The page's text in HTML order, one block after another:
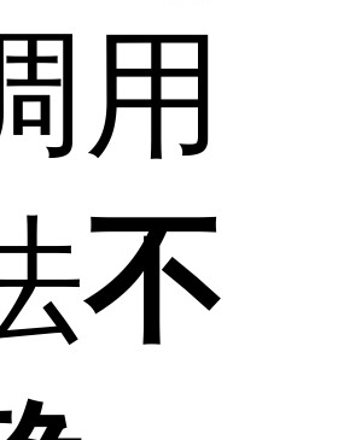
用
不